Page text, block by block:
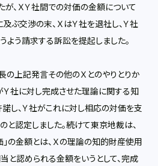
、ＸＹ社間での対価の金額について
ぶ交渉の末、ＸはＹ社を退社し、Ｙ社
よう請求する訴訟を提起しました。
の上記発言その他のＸとのやりとりか
Ｙ社に対し完成させた理論に関する知
し、Ｙ社がこれに対し相応の対価を支
認定しました。続けて東京地裁は、
の金額とは、Ｘの理論の知的財産使用
と認められる金額をいうとして、完成